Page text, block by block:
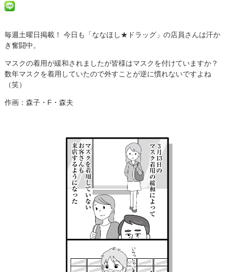
毎週土曜日掲載！ 今日も「ななほし★ドラッグ」の店員さんは汗か
き奮闘中。
マスクの着用が緩和されましたが皆様はマスクを付けていますか？
数年マスクを着用していたので外すことが逆に慣れないですよね
（笑）
作画：森子・F・森夫